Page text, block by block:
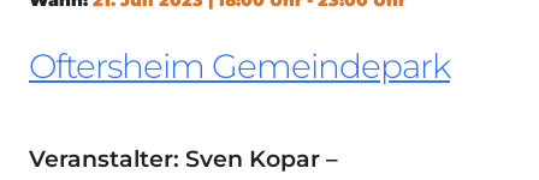
Oftersheim Gemeindepark
Veranstalter: Sven Kopar –